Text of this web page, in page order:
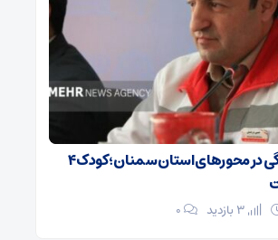
۳ سانحه رانندگی در محورهای استان سمنان؛ کودک ۴
۰